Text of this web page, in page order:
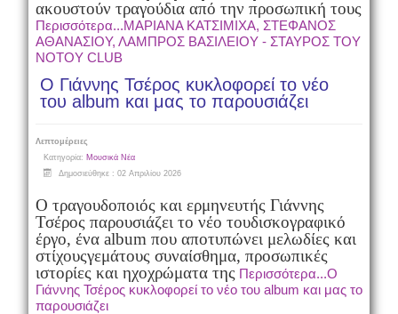
ακουστούν τραγούδια από την προσωπική τους
Περισσότερα...ΜΑΡΙΑΝΑ ΚΑΤΣΙΜΙΧΑ, ΣΤΕΦΑΝΟΣ
ΑΘΑΝΑΣΙΟΥ, ΛΑΜΠΡΟΣ ΒΑΣΙΛΕΙΟΥ - ΣΤΑΥΡΟΣ ΤΟΥ
ΝΟΤΟΥ CLUB
Ο Γιάννης Τσέρος κυκλοφορεί το νέο
του album και μας το παρουσιάζει
Λεπτομέρειες
Κατηγορία: Μουσικά Νέα
Δημοσιεύθηκε : 02 Απριλίου 2026
Ο τραγουδοποιός και ερμηνευτής Γιάννης
Τσέρος παρουσιάζει το νέο τουδισκογραφικό
έργο, ένα album που αποτυπώνει μελωδίες και
στίχουςγεμάτους συναίσθημα, προσωπικές
ιστορίες και ηχοχρώματα της Περισσότερα...Ο
Γιάννης Τσέρος κυκλοφορεί το νέο του album και μας το
παρουσιάζει